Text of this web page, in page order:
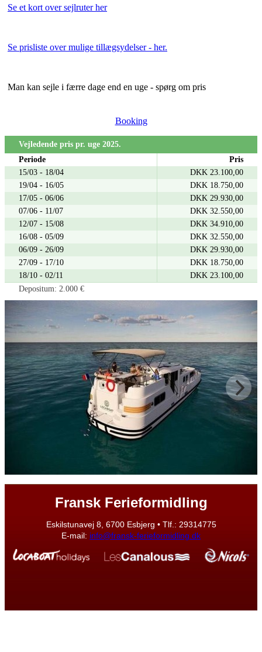
Se et kort over sejlruter her
Se prisliste over mulige tillægsydelser - her.
Man kan sejle i færre dage end en uge - spørg om pris
Booking
Vejledende pris pr. uge 2025.
Periode
Pris
15/03 - 18/04
DKK 23.100,00
19/04 - 16/05
DKK 18.750,00
17/05 - 06/06
DKK 29.930,00
07/06 - 11/07
DKK 32.550,00
12/07 - 15/08
DKK 34.910,00
16/08 - 05/09
DKK 32.550,00
06/09 - 26/09
DKK 29.930,00
27/09 - 17/10
DKK 18.750,00
18/10 - 02/11
DKK 23.100,00
Depositum: 2.000 €
Fransk Ferieformidling
Eskilstunavej 8, 6700 Esbjerg • Tlf.: 29314775
E-mail: info@fransk-ferieformidling.dk